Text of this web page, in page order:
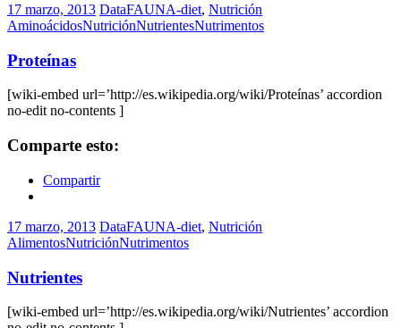
17 marzo, 2013 DataFAUNA-diet, Nutrición
AminoácidosNutriciónNutrientesNutrimentos
Proteínas
[wiki-embed url=’http://es.wikipedia.org/wiki/Proteínas’ accordion
no-edit no-contents ]
Comparte esto:
Compartir
17 marzo, 2013 DataFAUNA-diet, Nutrición
AlimentosNutriciónNutrimentos
Nutrientes
[wiki-embed url=’http://es.wikipedia.org/wiki/Nutrientes’ accordion